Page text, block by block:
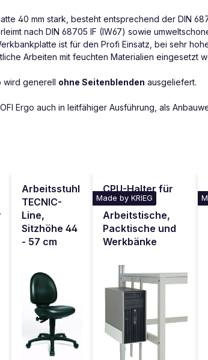
40 mm stark, besteht entsprechend der DIN
nach DIN 68705 IF (IW67) sowie
ist für den Profi Einsatz, bei sehr
Arbeiten mit feuchten Materialien eingesetzt
wird generell ohne Seitenblenden ausgeliefert.
Ergo auch in leitfähiger Ausführung, als
Arbeitsstuhl
TECNIC-
Line,
Sitzhöhe 44
- 57 cm
Made by KRIEG
CPU-Halter für
alle
Arbeitstische,
Packtische und
Werkbänke